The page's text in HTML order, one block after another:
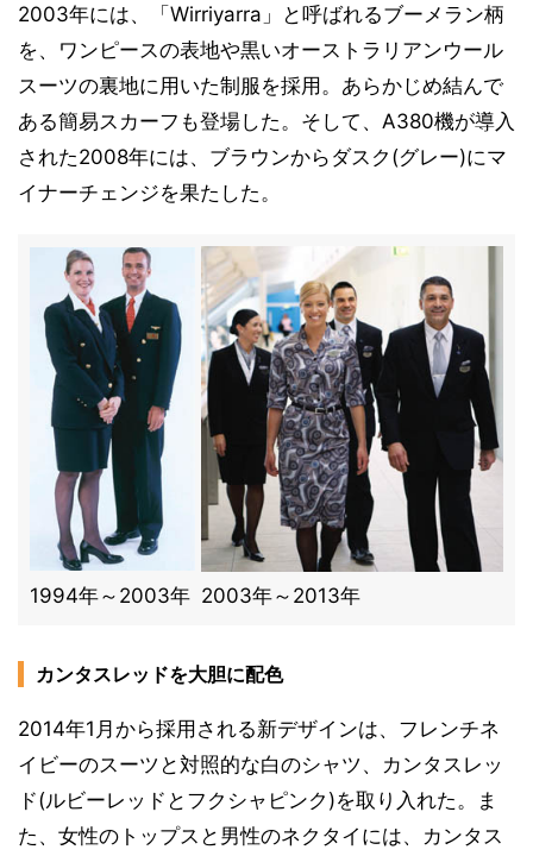
2003年には、「Wirriyarra」と呼ばれるブーメラン柄
を、ワンピースの表地や黒いオーストラリアンウール
スーツの裏地に用いた制服を採用。あらかじめ結んで
ある簡易スカーフも登場した。そして、A380機が導入
された2008年には、ブラウンからダスク(グレー)にマ
イナーチェンジを果たした。
1994年～2003年 2003年～2013年
カンタスレッドを大胆に配色
2014年1月から採用される新デザインは、フレンチネ
イビーのスーツと対照的な白のシャツ、カンタスレッ
ド(ルビーレッドとフクシャピンク)を取り入れた。ま
た、女性のトップスと男性のネクタイには、カンタス